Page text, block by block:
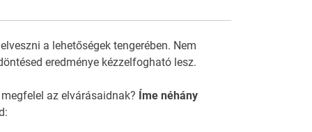
a lehetőségek tengerében. Nem
eredménye kézzelfogható lesz.
az elvárásaidnak? Íme néhány